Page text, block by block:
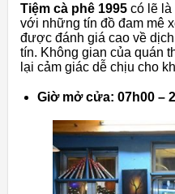
Tiệm cà phê 1995 có lẽ là
với những tín đồ đam mê
được đánh giá cao về
tín. Không gian của quán
lại cảm giác dễ chịu cho
Giờ mở cửa: 07h00 –